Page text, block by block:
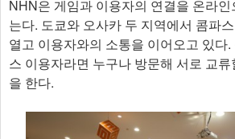
NHN은 게임과 이용자의 연결을 온라
는다. 도쿄와 오사카 두 지역에서 콤파
열고 이용자와의 소통을 이어오고 있다
스 이용자라면 누구나 방문해 서로 교
을 한다.